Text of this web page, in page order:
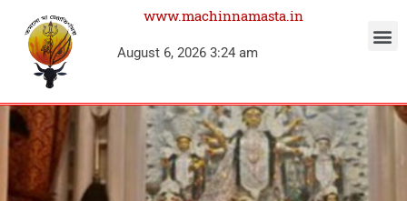
www.machinnamasta.in
August 6, 2026 3:24 am